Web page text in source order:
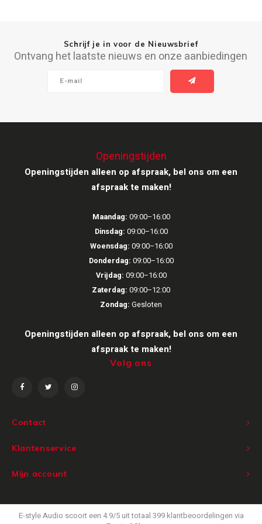
Schrijf je in voor de Nieuwsbrief
Ontvang het laatste nieuws en onze aanbiedingen
Contact
Openingstijden
Openingstijden alleen op afspraak, bel ons om een
afspraak te maken!
Maandag: 09:00–16:00
Dinsdag: 09:00–16:00
Woensdag: 09:00–16:00
Donderdag: 09:00–16:00
Vrijdag: 09:00–16:00
Zaterdag: 09:00–12:00
Zondag: Gesloten
Openingstijden alleen op afspraak, bel ons om een
afspraak te maken!
Volg ons
Klantenservice
Mijn account
E-style Audio scoort een 4.9/5uit totaal 399 klantbeoordelingen via